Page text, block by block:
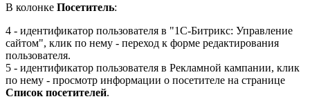
В колонке Посетитель:
4 - идентификатор пользователя в "1С-Битрикс: Управление
сайтом", клик по нему - переход к форме редактирования
пользователя.
5 - идентификатор пользователя в Рекламной кампании, клик
по нему - просмотр информации о посетителе на странице
Список посетителей.